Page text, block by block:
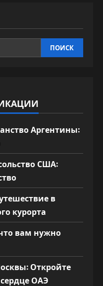
ПОИСК
Аргентины:
США:
в
курорта
вам нужно
Откройте
ОАЭ